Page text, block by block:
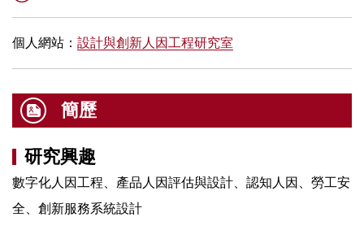
個人網站： 設計與創新人因工程研究室
簡歷
研究興趣
數字化人因工程、產品人因評估與設計、認知人因、勞工安
全、創新服務系統設計